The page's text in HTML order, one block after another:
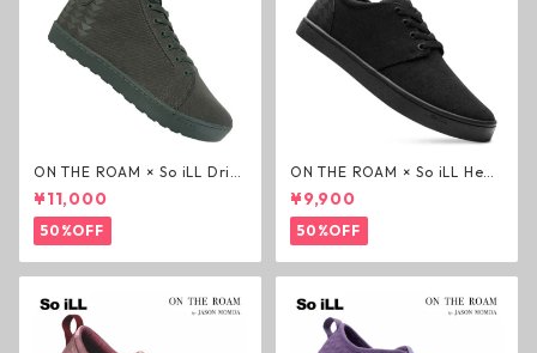
ON THE ROAM × So iLL Drift
er ライフスタイルシューズ ブ
リティッシュレーシンググリ
ーン オンザローム ジェイソン
モモア OTR スニーカー
¥11,000
50%OFF
ON THE ROAM × So iLL Hem
p Wino ライフスタイルシュー
ズ ブラック オンザローム ジェ
イソンモモア OTR スニーカー
¥9,900
50%OFF